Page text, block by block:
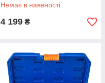
Немає в наявності
4 199 ₴